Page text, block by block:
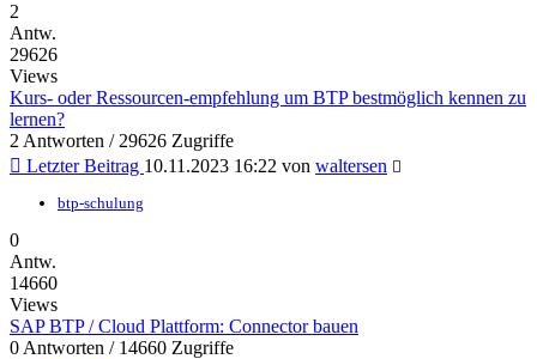
2
Antw.
29626
Views
Kurs- oder Ressourcen-empfehlung um BTP bestmöglich kennen zu
lernen?
2 Antworten / 29626 Zugriffe
Letzter Beitrag 10.11.2023 16:22 von waltersen
btp-schulung
0
Antw.
14660
Views
SAP BTP / Cloud Plattform: Connector bauen
0 Antworten / 14660 Zugriffe